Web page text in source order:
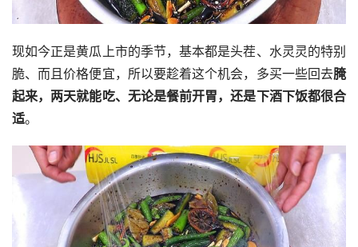
现如今正是黄瓜上市的季节，基本都是头茬、水灵灵的特别
脆、而且价格便宜，所以要趁着这个机会，多买一些回去腌
起来，两天就能吃、无论是餐前开胃，还是下酒下饭都很合
适。